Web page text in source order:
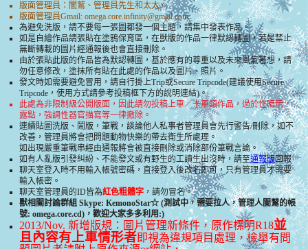
版面管理員：闇鷲、管理員先生和太太。
版面管理員Gmail: omega.core.infinity@gmail.com
為避免洗版，請不要每一張圖都發一個主題，請集中發表作品。
如是自繪作品請張貼在塗鴉保育區，在獸版的作品一律默認轉圖，若是禁止
無斷轉載的圖片經通報後也會直接刪除。
由於張貼此版的作品皆為默認轉圖，基於應有的尊重以及未來風氣著想，請
勿任意修改，塗抹所有貼在此處的作品以及圖片、照片。
發文時如需要避免冒用，請自行掛上Trip或Secure Tripcode(建議使用Secure
Tripcode，使用方式請參考投稿框下方的說明連結)。
此處為非限制級公開版面，因此請勿投稿上車／卡車類作品，過於性暗示，
露點，強調性器官描寫等一律撤除。
連續貼圖洗版、鬧版，筆戰，談論他人私事者管理員會先行警告/刪除，如不
改善，管理員將會把問題動物快樂的帶去衛生所處理。
如出現嚴重筆戰串經由通報將會被直接刪除或消除部份筆戰言論。
如有人亂版引發糾紛、不能發文或有野生的工讀生出沒時，請至通報版回報
聊天室登入時不用輸入帳號密碼，直接登入後改名即可，只有管理員才需要
輸入帳密。
聊天室管理員的ID皆為紅色粗體字 ，請勿冒名。
獸相關討論群組 Skype: KemonoStar☆ (測試中，需要拉人，管理人闇鷲的帳
號: omega.core.cd)，歡迎大家多多利用:)
2013/Nov. 新增版規：圖片管理新條件，原作標明R18並
且內容有上車情形者即視為違規項目處理，檢舉有問